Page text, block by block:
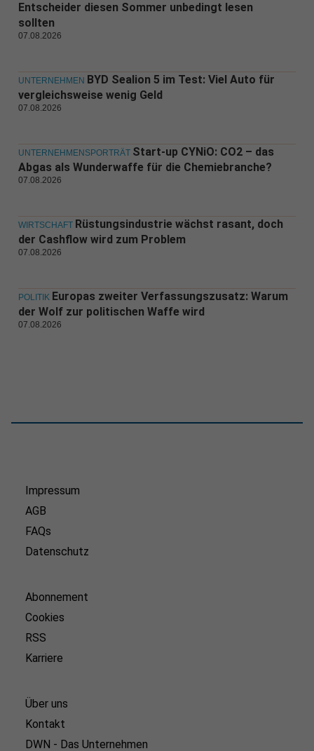
Entscheider diesen Sommer unbedingt lesen
sollten
07.08.2026
UNTERNEHMEN BYD Sealion 5 im Test: Viel Auto für
vergleichsweise wenig Geld
07.08.2026
UNTERNEHMENSPORTRÄT Start-up CYNiO: CO2 – das
Abgas als Wunderwaffe für die Chemiebranche?
07.08.2026
WIRTSCHAFT Rüstungsindustrie wächst rasant, doch
der Cashflow wird zum Problem
07.08.2026
POLITIK Europas zweiter Verfassungszusatz: Warum
der Wolf zur politischen Waffe wird
07.08.2026
Impressum
AGB
FAQs
Datenschutz
Abonnement
Cookies
RSS
Karriere
Über uns
Kontakt
DWN - Das Unternehmen